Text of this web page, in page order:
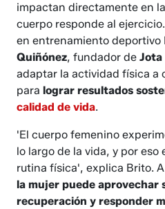
impactan directamente en
cuerpo responde al
en entrenamiento deportivo
Quiñónez, fundador deJota
adaptar la actividad física a
para lograr resultados
calidad de vida.
'El cuerpo femenino
lo largo de la vida, y por
rutina física', explica Brito.
la mujer puede aprovechar
recuperación y responder